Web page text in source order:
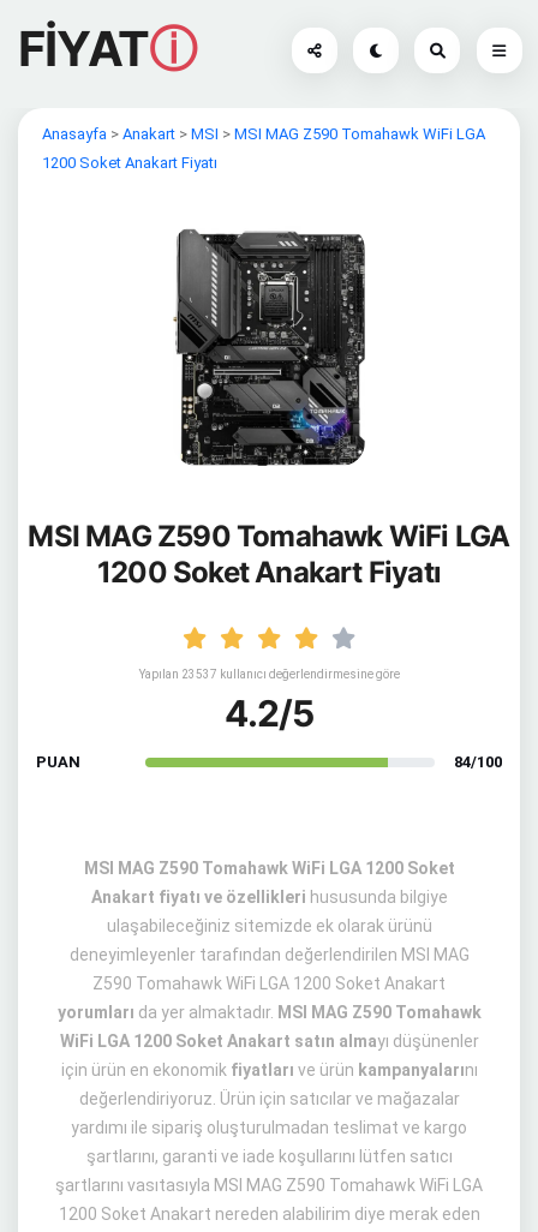
FİYATⓘ
Anasayfa > Anakart > MSI > MSI MAG Z590 Tomahawk WiFi LGA
1200 Soket Anakart Fiyatı
MSI MAG Z590 Tomahawk WiFi LGA
1200 Soket Anakart Fiyatı
Yapılan 23537 kullanıcı değerlendirmesine göre
4.2/5
PUAN 84/100
MSI MAG Z590 Tomahawk WiFi LGA 1200 Soket
Anakart fiyatı ve özellikleri hususunda bilgiye
ulaşabileceğiniz sitemizde ek olarak ürünü
deneyimleyenler tarafından değerlendirilen MSI MAG
Z590 Tomahawk WiFi LGA 1200 Soket Anakart
yorumları da yer almaktadır. MSI MAG Z590 Tomahawk
WiFi LGA 1200 Soket Anakart satın almayı düşünenler
için ürün en ekonomik fiyatları ve ürün kampanyalarını
değerlendiriyoruz. Ürün için satıcılar ve mağazalar
yardımı ile sipariş oluşturulmadan teslimat ve kargo
şartlarını, garanti ve iade koşullarını lütfen satıcı
şartlarını vasıtasıyla MSI MAG Z590 Tomahawk WiFi LGA
1200 Soket Anakart nereden alabilirim diye merak eden